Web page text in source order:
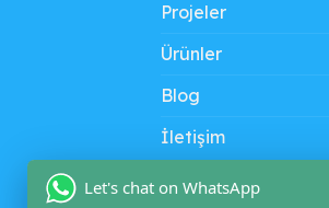
Projeler
Ürünler
Blog
İletişim
Let's chat on WhatsApp